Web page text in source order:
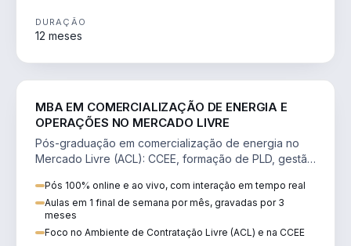
DURAÇÃO
12 meses
MBA EM COMERCIALIZAÇÃO DE ENERGIA E
OPERAÇÕES NO MERCADO LIVRE
Pós-graduação em comercialização de energia no
Mercado Livre (ACL): CCEE, formação de PLD, gestão
Pós 100% online e ao vivo, com interação em tempo real
Aulas em 1 final de semana por mês, gravadas por 3
meses
Foco no Ambiente de Contratação Livre (ACL) e na CCEE